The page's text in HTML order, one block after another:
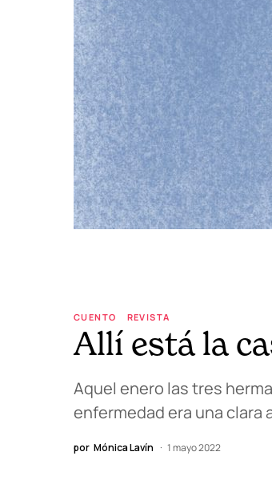
CUENTO REVISTA
Allí está la
Aquel enero las tres
enfermedad era una clara
por Mónica Lavín 1 mayo 2022